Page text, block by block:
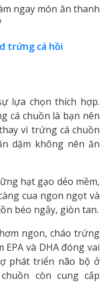
ngay món ăn thanh
trứng cá hồi
lựa chọn thích hợp.
cá chuồn là bạn nên
vì trứng cá chuồn
dặm không nên ăn
hạt gạo dẻo mềm,
cua ngon ngọt và
béo ngậy, giòn tan.
ngon, cháo trứng
EPA và DHA đóng vai
phát triển não bộ ở
còn cung cấp